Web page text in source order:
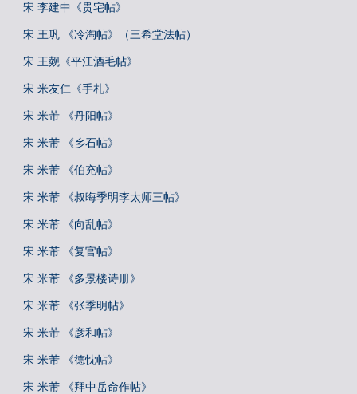
宋 李建中《贵宅帖》
宋 王巩 《冷淘帖》（三希堂法帖）
宋 王觌《平江酒毛帖》
宋 米友仁《手札》
宋 米芾 《丹阳帖》
宋 米芾 《乡石帖》
宋 米芾 《伯充帖》
宋 米芾 《叔晦季明李太师三帖》
宋 米芾 《向乱帖》
宋 米芾 《复官帖》
宋 米芾 《多景楼诗册》
宋 米芾 《张季明帖》
宋 米芾 《彦和帖》
宋 米芾 《德忱帖》
宋 米芾 《拜中岳命作帖》